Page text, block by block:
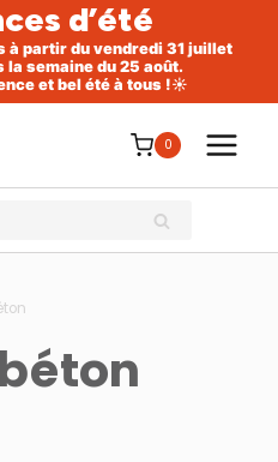
d’été
à partir du vendredi 31 juillet
la semaine du 25 août.
et bel été à tous !☀️
0
RECHERCHE